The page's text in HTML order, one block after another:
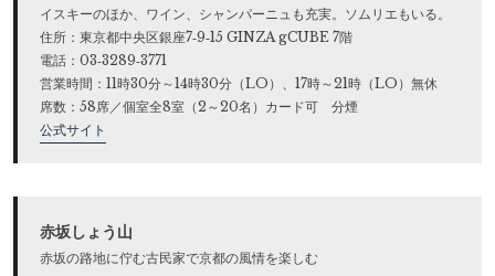
イスキーのほか、ワイン、シャンパーニュも充実。ソムリエもいる。
住所：東京都中央区銀座7‐9‐15 GINZA gCUBE 7階
電話：03‐3289‐3771
営業時間：11時30分～14時30分（LO）、17時～21時（LO）無休
席数：58席／個室全8室（2～20名）カード可 分煙
公式サイト
赤坂しょう山
赤坂の路地に佇む古民家で京都の風情を楽しむ